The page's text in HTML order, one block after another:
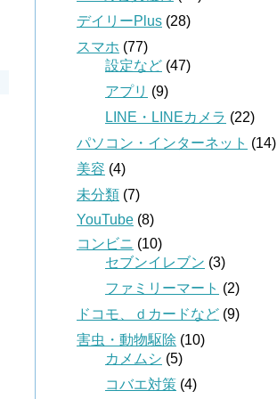
デイリーPlus (28)
スマホ (77)
設定など (47)
アプリ (9)
LINE・LINEカメラ (22)
パソコン・インターネット (14)
美容 (4)
未分類 (7)
YouTube (8)
コンビニ (10)
セブンイレブン (3)
ファミリーマート (2)
ドコモ、ｄカードなど (9)
害虫・動物駆除 (10)
カメムシ (5)
コバエ対策 (4)